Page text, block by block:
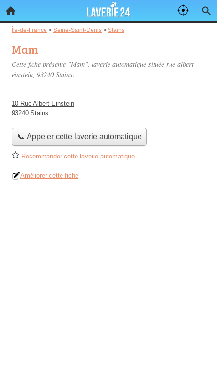
Île-de-France > Seine-Saint-Denis > Stains
Mam
Cette fiche présente "Mam", laverie automatique située rue albert
einstein, 93240 Stains.
10 Rue Albert Einstein
93240 Stains
📞 Appeler cette laverie automatique
Recommander cette laverie automatique
Améliorer cette fiche